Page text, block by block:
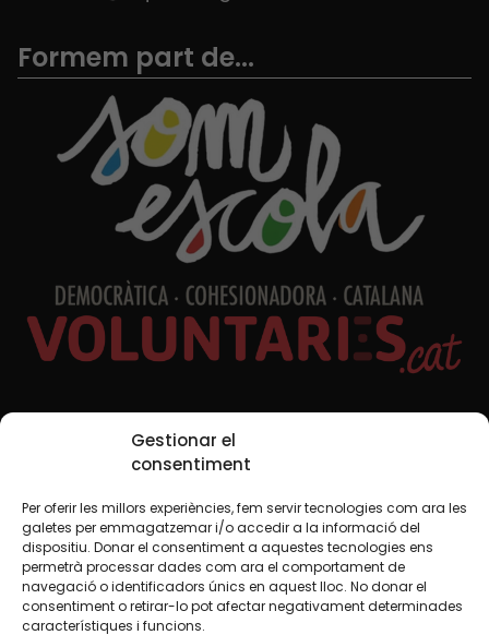
Gestionar el
consentiment
Per oferir les millors experiències, fem servir tecnologies com ara les
galetes per emmagatzemar i/o accedir a la informació del
dispositiu. Donar el consentiment a aquestes tecnologies ens
permetrà processar dades com ara el comportament de
navegació o identificadors únics en aquest lloc. No donar el
consentiment o retirar-lo pot afectar negativament determinades
característiques i funcions.
Formem part de...
Xarxes Socials
TWT YTB IG FB IN
Avís legalPolítica de cookies